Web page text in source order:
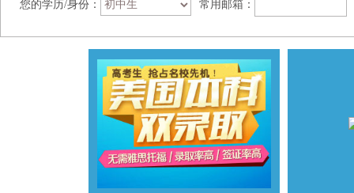
您的学历/身份： 常用邮箱：